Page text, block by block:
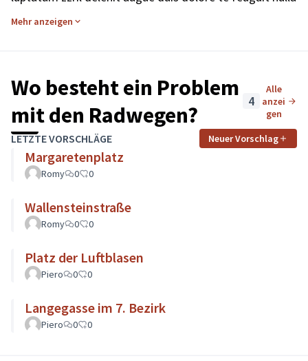
Nam liber tempor cum soluta nobis eleifend option
consectetuer adipiscing elit, sed diam nonummy nibh
euismod tincidunt ut laoreet dolore magna aliquam
erat volutpat. Ut wisi enim ad minim veniam, quis
nostrud exerci tation ullamcorper suscipit lobortis nisl
ut aliquip ex ea commodo consequat.
Duis autem vel eum iriure dolor in hendrerit in vulputate
velit esse molestie consequat, vel illum dolore eu
Photo byPhil Hearing
(Externer Link)
Mehr anzeigen
Wo besteht ein Problem
mit den Radwegen?
4
Alle
anzei
gen
LETZTE VORSCHLÄGE Neuer Vorschlag
Margaretenplatz
Romy 0 0
Wallensteinstraße
Romy 0 0
Platz der Luftblasen
Piero 0 0
Langegasse im 7. Bezirk
Piero 0 0